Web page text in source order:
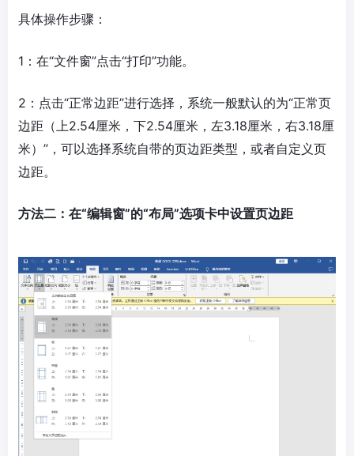
具体操作步骤：
1：在“文件窗”点击“打印”功能。
2：点击“正常边距”进行选择，系统一般默认的为“正常页
边距（上2.54厘米，下2.54厘米，左3.18厘米，右3.18厘
米）”，可以选择系统自带的页边距类型，或者自定义页
边距。
方法二：在“编辑窗”的“布局”选项卡中设置页边距